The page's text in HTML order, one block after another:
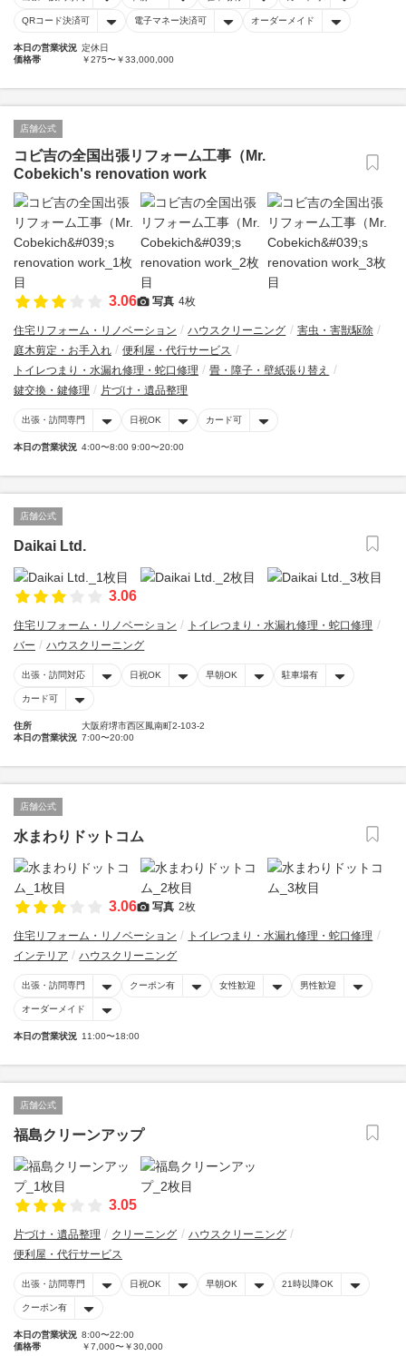
QRコード決済可 電子マネー決済可 オーダーメイド
本日の営業状況 定休日
価格帯
￥275〜￥33,000,000
店舗公式
コビ吉の全国出張リフォーム工事（Mr.
Cobekich's renovation work
3.06 写真 4枚
住宅リフォーム・リノベーション ハウスクリーニング
害虫・害獣駆除
庭木剪定・お手入れ
便利屋・代行サービス
トイレつまり・水漏れ修理・蛇口修理
畳・障子・壁紙張り替え
鍵交換・鍵修理
片づけ・遺品整理
出張・訪問専門 日祝OK カード可
本日の営業状況 4:00〜8:00 9:00〜20:00
店舗公式
Daikai Ltd.
3.06
住宅リフォーム・リノベーション
トイレつまり・水漏れ修理・蛇口修理
バー
ハウスクリーニング
出張・訪問対応 日祝OK 早朝OK 駐車場有
カード可
住所
大阪府堺市西区鳳南町2-103-2
本日の営業状況 7:00〜20:00
店舗公式
水まわりドットコム
3.06 写真 2枚
住宅リフォーム・リノベーション
トイレつまり・水漏れ修理・蛇口修理
インテリア
ハウスクリーニング
出張・訪問専門 クーポン有 女性歓迎 男性歓迎
オーダーメイド
本日の営業状況 11:00〜18:00
店舗公式
福島クリーンアップ
3.05
片づけ・遺品整理 クリーニング
ハウスクリーニング
便利屋・代行サービス
出張・訪問専門 日祝OK 早朝OK 21時以降OK
クーポン有
本日の営業状況 8:00〜22:00
価格帯
￥7,000〜￥30,000